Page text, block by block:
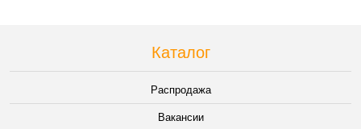
Каталог
Распродажа
Вакансии